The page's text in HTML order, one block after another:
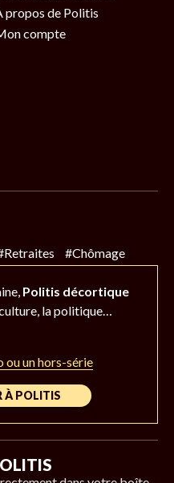
propos de Politis
compte
#Chômage
Politis décortique
la politique…
ou un hors-série
À POLITIS